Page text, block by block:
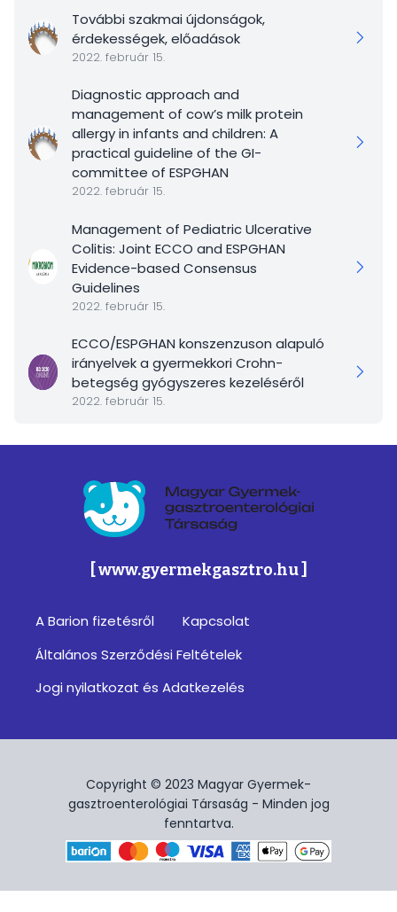
További szakmai újdonságok,
érdekességek, előadások
2022. február 15.
Diagnostic approach and
management of cow’s milk protein
allergy in infants and children: A
practical guideline of the GI-
committee of ESPGHAN
2022. február 15.
Management of Pediatric Ulcerative
Colitis: Joint ECCO and ESPGHAN
Evidence-based Consensus
Guidelines
2022. február 15.
ECCO/ESPGHAN konszenzuson alapuló
irányelvek a gyermekkori Crohn-
betegség gyógyszeres kezeléséről
2022. február 15.
[ www.gyermekgasztro.hu ]
A Barion fizetésről
Kapcsolat
Általános Szerződési Feltételek
Jogi nyilatkozat és Adatkezelés
Copyright © 2023 Magyar Gyermek-
gasztroenterológiai Társaság - Minden jog
fenntartva.